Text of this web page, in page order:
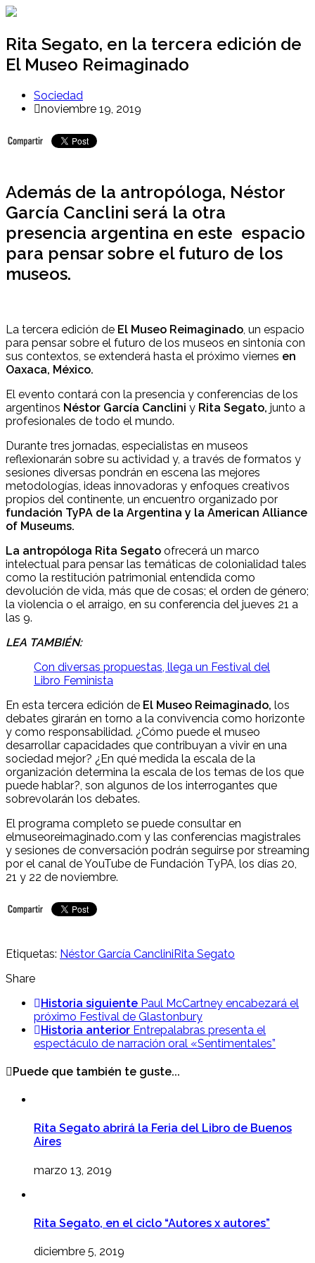
Ir
contenido
Rita Segato, en la tercera edición de
El Museo Reimaginado
Sociedad
noviembre 19, 2019
Además de la antropóloga, Néstor
García Canclini será la otra
presencia argentina en este espacio
para pensar sobre el futuro de los
museos.
La tercera edición de El Museo Reimaginado , un espacio
para pensar sobre el futuro de los museos en sintonía con
sus contextos, se extenderá hasta el próximo viernes en
Oaxaca, México.
El evento contará con la presencia y conferencias de los
argentinos Néstor García Canclini y Rita Segato, junto a
profesionales de todo el mundo.
Durante tres jornadas, especialistas en museos
reflexionarán sobre su actividad y, a través de formatos y
sesiones diversas pondrán en escena las mejores
metodologías, ideas innovadoras y enfoques creativos
propios del continente, un encuentro organizado por
fundación TyPA de la Argentina y la American Alliance
of Museums.
La antropóloga Rita Segato ofrecerá un marco
intelectual para pensar las temáticas de colonialidad tales
como la restitución patrimonial entendida como
devolución de vida, más que de cosas; el orden de género;
la violencia o el arraigo, en su conferencia del jueves 21 a
las 9.
LEA TAMBIÉN:
Con diversas propuestas, llega un Festival del
Libro Feminista
En esta tercera edición de El Museo Reimaginado, los
debates girarán en torno a la convivencia como horizonte
y como responsabilidad. ¿Cómo puede el museo
desarrollar capacidades que contribuyan a vivir en una
sociedad mejor? ¿En qué medida la escala de la
organización determina la escala de los temas de los que
puede hablar?, son algunos de los interrogantes que
sobrevolarán los debates.
El programa completo se puede consultar en
elmuseoreimaginado.com y las conferencias magistrales
y sesiones de conversación podrán seguirse por streaming
por el canal de YouTube de Fundación TyPA, los días 20,
21 y 22 de noviembre.
Etiquetas: Néstor García CancliniRita Segato
Share
Historia siguiente Paul McCartney encabezará el
próximo Festival de Glastonbury
Historia anterior Entrepalabras presenta el
espectáculo de narración oral «Sentimentales”
Puede que también te guste...
Rita Segato abrirá la Feria del Libro de Buenos
Aires
marzo 13, 2019
Rita Segato, en el ciclo “Autores x autores”
diciembre 5, 2019